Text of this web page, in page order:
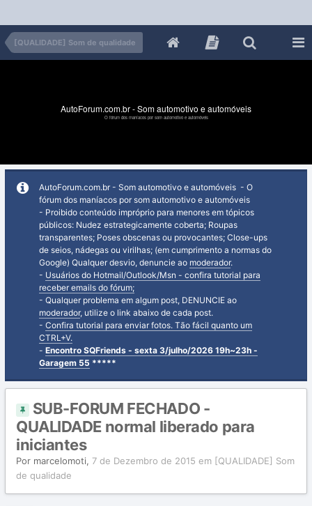
[QUALIDADE] Som de qualidade
AutoForum.com.br - Som automotivo e automóveis
O fórum dos maníacos por som automotivo e automóveis
AutoForum.com.br - Som automotivo e automóveis - O
fórum dos maníacos por som automotivo e automóveis
- Proibido conteúdo impróprio para menores em tópicos
públicos: Nudez estrategicamente coberta; Roupas
transparentes; Poses obscenas ou provocantes; Close-ups
de seios, nádegas ou virilhas; (em cumprimento a normas do
Google) Qualquer desvio, denuncie ao moderador.
- Usuários do Hotmail/Outlook/Msn - confira tutorial para
receber emails do fórum;
- Qualquer problema em algum post, DENUNCIE ao
moderador, utilize o link abaixo de cada post.
- Confira tutorial para enviar fotos. Tão fácil quanto um
CTRL+V.
- Encontro SQFriends - sexta 3/julho/2026 19h~23h -
Garagem 55 *****
SUB-FORUM FECHADO -
QUALIDADE normal liberado para
iniciantes
Por marcelomoti, 7 de Dezembro de 2015 em [QUALIDADE] Som
de qualidade